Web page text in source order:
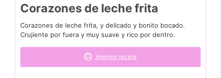
Corazones de leche frita
Corazones de leche frita, y delicado y bonito bocado.
Crujiente por fuera y muy suave y rico por dentro.
Imprimir receta